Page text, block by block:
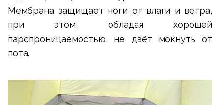
Мембрана защищает ноги от влаги и ветра,
при этом, обладая хорошей
паропроницаемостью, не даёт мокнуть от
пота.